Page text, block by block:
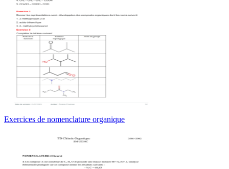
Exercices de nomenclature organique